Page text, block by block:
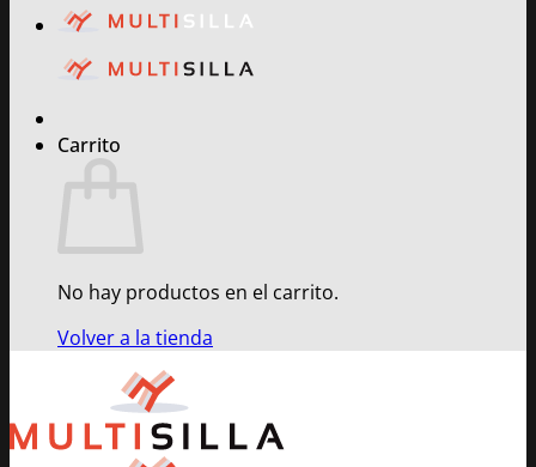
Carrito
No hay productos en el carrito.
Volver a la tienda